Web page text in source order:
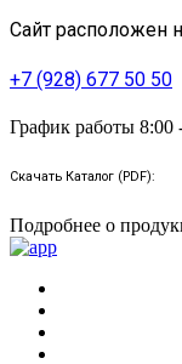
Сайт расположен
+7 (928) 677 50 50
График работы 8:00
Скачать Каталог (PDF):
Подробнее о